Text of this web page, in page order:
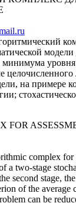
на примере
FOR
complex
a two-stage
second stage,
of the
can be